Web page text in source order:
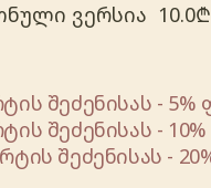
ვერსია 10.0₾
შეძენისას -
შეძენისას -
შეძენისას -